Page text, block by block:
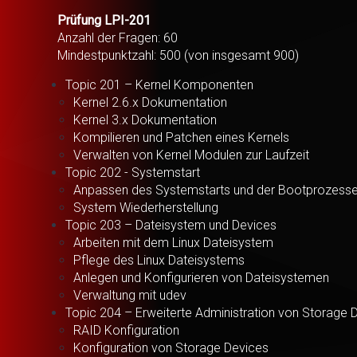
Prüfung LPI-201
Anzahl der Fragen: 60
Mindestpunktzahl: 500 (von insgesamt 900)
Topic 201 – Kernel Komponenten
Kernel 2.6.x Dokumentation
Kernel 3.x Dokumentation
Kompilieren und Patchen eines Kernels
Verwalten von Kernel Modulen zur Laufzeit
Topic 202 - Systemstart
Anpassen des Systemstarts und der Bootprozesse
System Wiederherstellung
Topic 203 – Dateisystem und Devices
Arbeiten mit dem Linux Dateisystem
Pflege des Linux Dateisystems
Anlegen und Konfigurieren von Dateisystemen
Verwaltung mit udev
Topic 204 – Erweiterte Administration von Storage
RAID Konfiguration
Konfiguration von Storage Devices